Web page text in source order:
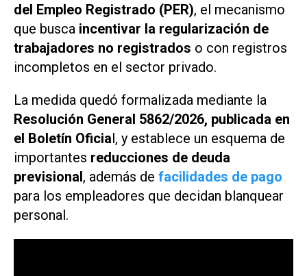
del Empleo Registrado (PER), el mecanismo
que busca incentivar la regularización de
trabajadores no registrados o con registros
incompletos en el sector privado.
La medida quedó formalizada mediante la
Resolución General 5862/2026, publicada en
el Boletín Oficial, y establece un esquema de
importantes reducciones de deuda
previsional, además de facilidades de pago
para los empleadores que decidan blanquear
personal.